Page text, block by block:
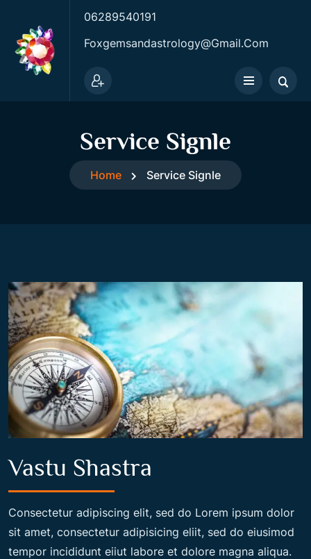
06289540191
Foxgemsandastrology@gmail.com
Service Signle
Home Service Signle
Vastu Shastra
Consectetur adipiscing elit, sed do Lorem ipsum dolor
sit amet, consectetur adipisicing eliit, sed do eiusimod
tempor incididunt eiiut labore et dolore magna aliqua.